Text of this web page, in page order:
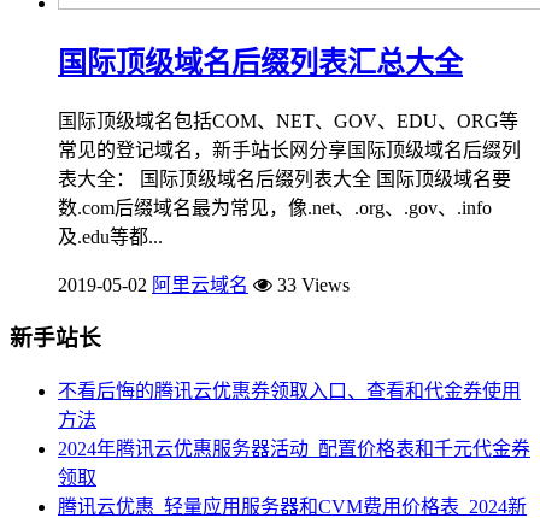
国际顶级域名后缀列表汇总大全
国际顶级域名包括COM、NET、GOV、EDU、ORG等
常见的登记域名，新手站长网分享国际顶级域名后缀列
表大全： 国际顶级域名后缀列表大全 国际顶级域名要
数.com后缀域名最为常见，像.net、.org、.gov、.info
及.edu等都...
2019-05-02 阿里云域名 33 Views
新手站长
不看后悔的腾讯云优惠券领取入口、查看和代金券使用
方法
2024年腾讯云优惠服务器活动_配置价格表和千元代金券
领取
腾讯云优惠_轻量应用服务器和CVM费用价格表_2024新